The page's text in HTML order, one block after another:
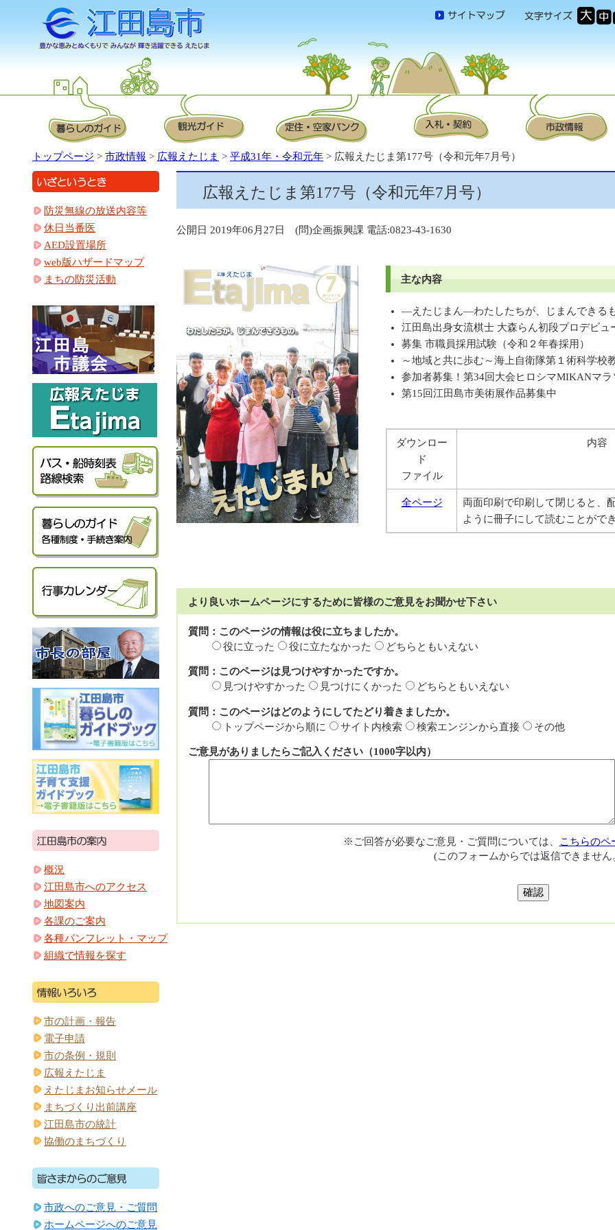
トップページ > 市政情報 > 広報えたじま > 平成31年・令和元年 > 広報えたじま第177号（令和元年7月号）
広報えたじま第177号（令和元年7月号）
公開日 2019年06月27日 (問)企画振興課 電話:0823-43-1630
主な内容
―えたじまん―わたしたちが、じまんできるも
江田島出身女流棋士 大森らん初段プロデビュ
募集 市職員採用試験（令和２年春採用）
～地域と共に歩む～海上自衛隊第１術科学校
参加者募集！第34回大会ヒロシマMIKANマラ
第15回江田島市美術展作品募集中
ダウンロー
ド
ファイル
内容
全ページ
両面印刷で印刷して閉じると、
ように冊子にして読むことができ
より良いホームページにするために皆様のご意見をお聞かせ下さい
質問：このページの情報は役に立ちましたか。
役に立った
役に立たなかった どちらともいえない
質問：このページは見つけやすかったですか。
見つけやすかった
見つけにくかった どちらともいえない
質問：このページはどのようにしてたどり着きましたか。
トップページから順に
サイト内検索 検索エンジンから直接 その他
ご意見がありましたらご記入ください（1000字以内）
※ご回答が必要なご意見・ご質問については、 こちらのペ
(このフォームからでは返信できません
防災無線の放送内容等
休日当番医
AED設置場所
web版ハザードマップ
まちの防災活動
概況
江田島市へのアクセス
地図案内
各課のご案内
各種パンフレット・マップ
組織で情報を探す
市の計画・報告
電子申請
市の条例・規則
広報えたじま
えたじまお知らせメール
まちづくり出前講座
江田島市の統計
協働のまちづくり
市政へのご意見・ご質問
ホームページへのご意見